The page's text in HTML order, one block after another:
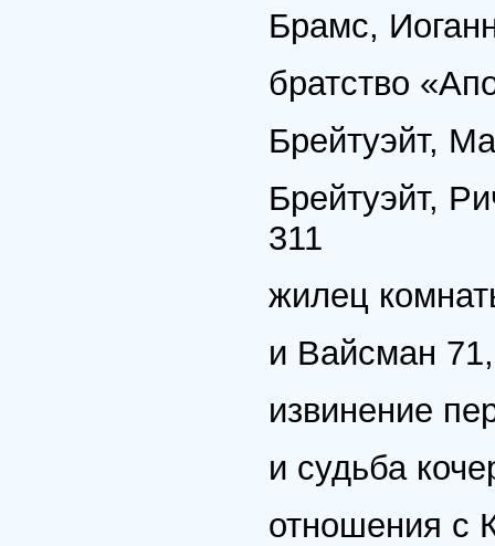
Брамс,
братство
Брейтуэйт,
Брейтуэйт,
311
жилец
и Вайсман
извинение
и судьба
отношения с